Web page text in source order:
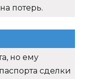
потерь.
но ему
сделки